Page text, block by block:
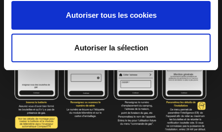
Autoriser tous les cookies
Autoriser la sélection